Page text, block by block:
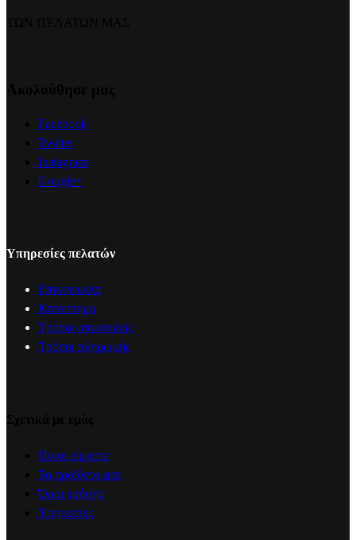
Facebook
Twitter
Instagram
Google+
Υπηρεσίες πελατών
Επικοινωνία
Κατάστημα
Τρόποι αποστολής
Τρόποι πληρωμής
Ποιοι είμαστε
Τα προϊόντα μας
Όροι χρήσης
Υπηρεσίες